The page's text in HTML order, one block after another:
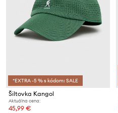
*EXTRA -5 % s kódom: SALE
Šiltovka Kangol
Aktuálna cena:
45,99 €